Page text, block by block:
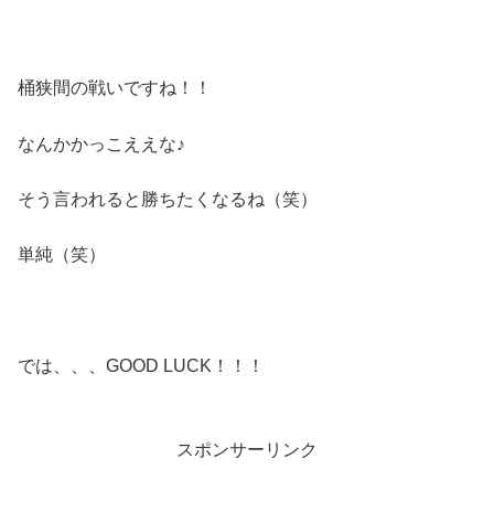
桶狭間の戦いですね！！
なんかかっこええな♪
そう言われると勝ちたくなるね（笑）
単純（笑）
では、、、GOOD LUCK！！！
スポンサーリンク